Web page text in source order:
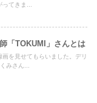
てきま...
「TOKUMI」さんとは
を見せてもらいました。デリ
みさん...